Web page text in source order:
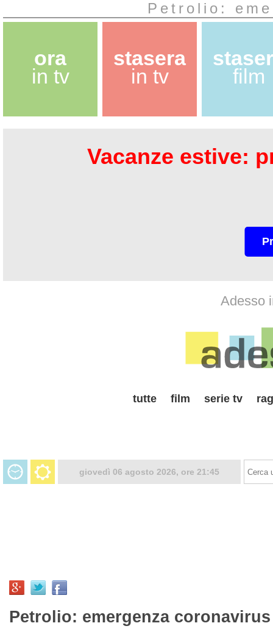
Petrolio:
ora
in tv
stasera
in tv
film
Vacanze estive:
Adesso
tutte film serie tv
giovedì 06 agosto 2026, ore 21:45
Petrolio: emergenza coronavirus